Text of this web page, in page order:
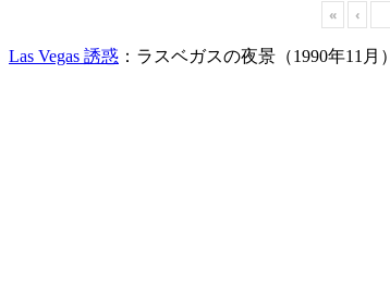
« ‹
Las Vegas 誘惑 ：ラスベガスの夜景（1990年11月）